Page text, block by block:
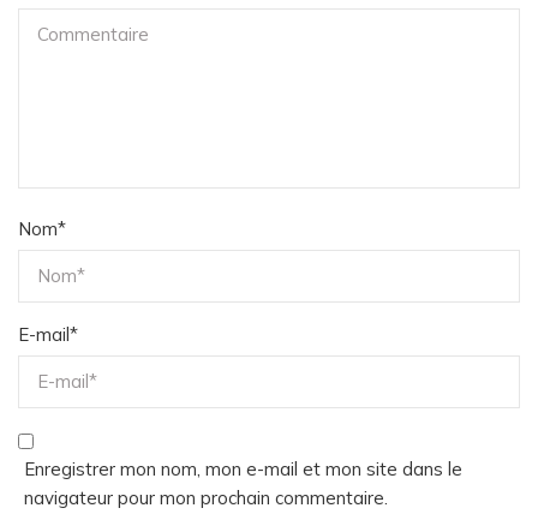
Nom*
E-mail*
Enregistrer mon nom, mon e-mail et mon site dans le
navigateur pour mon prochain commentaire.